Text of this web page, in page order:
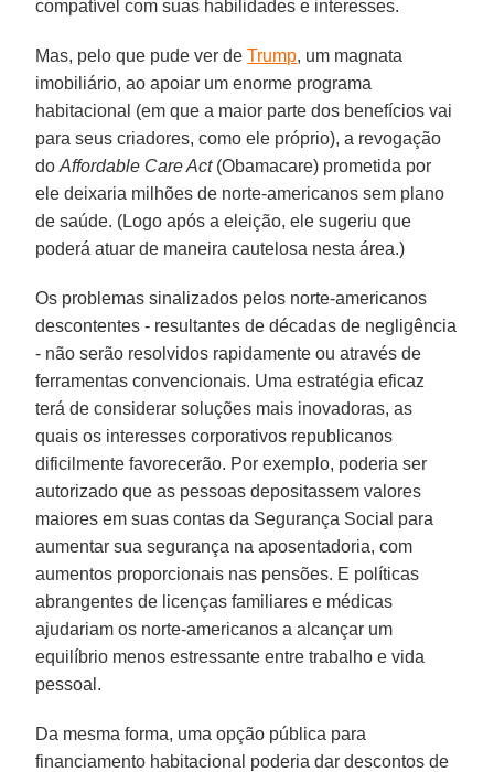
compatível com suas habilidades e interesses.
Mas, pelo que pude ver deTrump, um magnata
imobiliário, ao apoiar um enorme programa
habitacional (em que a maior parte dos benefícios vai
para seus criadores, como ele próprio), a revogação
doAffordable Care Act(Obamacare) prometida por
ele deixaria milhões de norte-americanos sem plano
de saúde. (Logo após a eleição, ele sugeriu que
poderá atuar de maneira cautelosa nesta área.)
Os problemas sinalizados pelos norte-americanos
descontentes - resultantes de décadas de negligência
- não serão resolvidos rapidamente ou através de
ferramentas convencionais. Uma estratégia eficaz
terá de considerar soluções mais inovadoras, as
quais os interesses corporativos republicanos
dificilmente favorecerão. Por exemplo, poderia ser
autorizado que as pessoas depositassem valores
maiores em suas contas da Segurança Social para
aumentar sua segurança na aposentadoria, com
aumentos proporcionais nas pensões. E políticas
abrangentes de licenças familiares e médicas
ajudariam os norte-americanos a alcançar um
equilíbrio menos estressante entre trabalho e vida
pessoal.
Da mesma forma, uma opção pública para
financiamento habitacional poderia dar descontos de